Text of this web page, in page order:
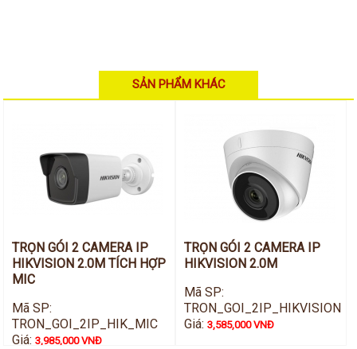
SẢN PHẨM KHÁC
TRỌN GÓI 2 CAMERA IP
HIKVISION 2.0M TÍCH HỢP
MIC
Mã SP:
TRON_GOI_2IP_HIK_MIC
Giá:3,985,000 VNĐ
TRỌN GÓI 2 CAMERA IP
HIKVISION 2.0M
Mã SP:
TRON_GOI_2IP_HIKVISION
Giá: 3,585,000 VNĐ